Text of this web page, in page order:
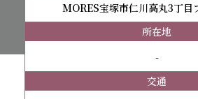
MORES宝塚市仁川高丸3丁目
所在地
-
交通